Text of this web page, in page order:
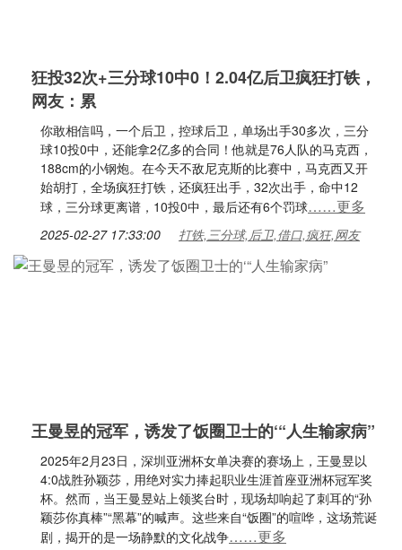
狂投32次+三分球10中0！2.04亿后卫疯狂打铁，
网友：累
你敢相信吗，一个后卫，控球后卫，单场出手30多次，三分
球10投0中，还能拿2亿多的合同！他就是76人队的马克西，
188cm的小钢炮。在今天不敌尼克斯的比赛中，马克西又开
始胡打，全场疯狂打铁，还疯狂出手，32次出手，命中12
球，三分球更离谱，10投0中，最后还有6个罚球……更多
2025-02-27 17:33:00 打铁,三分球,后卫,借口,疯狂,网友
王曼昱的冠军，诱发了饭圈卫士的‘“人生输家病”
2025年2月23日，深圳亚洲杯女单决赛的赛场上，王曼昱以
4:0战胜孙颖莎，用绝对实力捧起职业生涯首座亚洲杯冠军奖
杯。然而，当王曼昱站上领奖台时，现场却响起了刺耳的“孙
颖莎你真棒”“黑幕”的喊声。这些来自“饭圈”的喧哗，这场荒诞
剧，揭开的是一场静默的文化战争……更多